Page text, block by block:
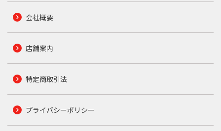
会社概要
店舗案内
特定商取引法
プライバシーポリシー